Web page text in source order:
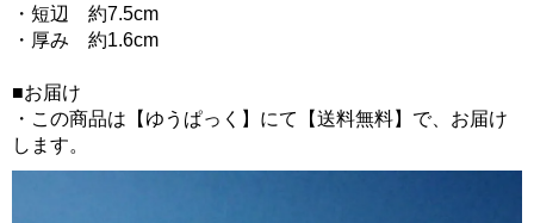
・短辺 約7.5cm
・厚み 約1.6cm
■お届け
・この商品は【ゆうぱっく】にて【送料無料】で、お届け
します。